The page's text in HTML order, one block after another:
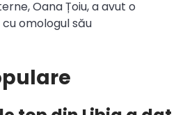
Oana Țoiu, a avut o
omologul său